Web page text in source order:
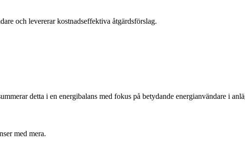
och levererar kostnadseffektiva åtgärdsförslag.
detta i en energibalans med fokus på betydande energianvändare i
med mera.